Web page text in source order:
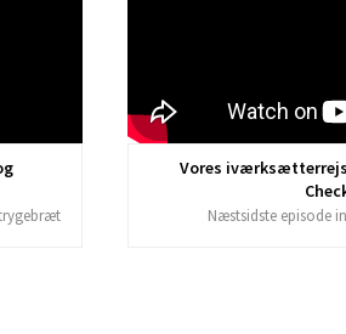
Vores
Næstsidste episode